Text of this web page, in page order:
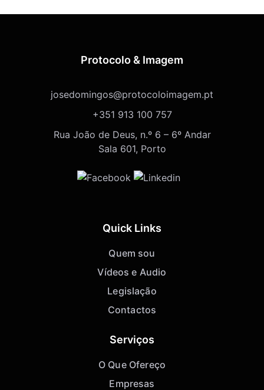
Protocolo & Imagem
josedomingos@protocoloimagem.pt
+351 913 100 757
Rua João de Deus, n.º 6 – 6º Andar
Sala 601, Porto
Quick Links
Quem sou
Vídeos e Audio
Legislação
Contactos
Serviços
O Que Ofereço
Empresas